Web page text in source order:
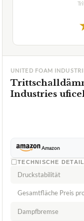
UNITED FOAM
Industries
Amazon
TECHNISCHE
Druckstabilität
Gesamtfläche Preis
Dampfbremse